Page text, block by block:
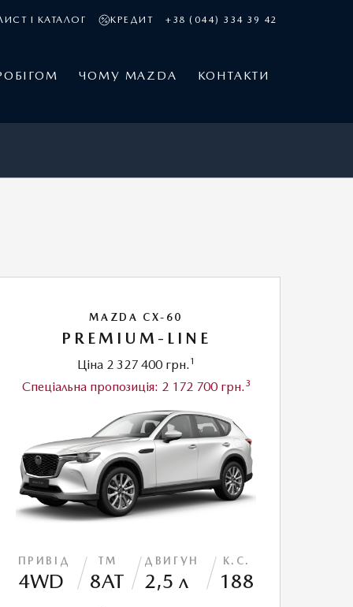
І КАТАЛОГ КРЕДИТ +38 (044) 334 39 42
ЧОМУ MAZDA КОНТАКТИ
MAZDA CX-60
PREMIUM-LINE
Ціна 2 327 400 грн.1
Спеціальна пропозиція: 2 172 700 грн.3
ПРИВІД
4WD
ТМ
8АТ
ДВИГУН
2,5 л
К.С.
188